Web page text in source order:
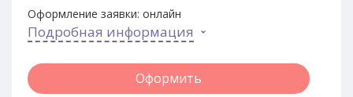
Оформление заявки: онлайн
Подробная информация
Оформить